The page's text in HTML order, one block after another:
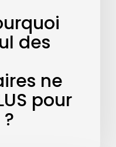
des
ne
pour